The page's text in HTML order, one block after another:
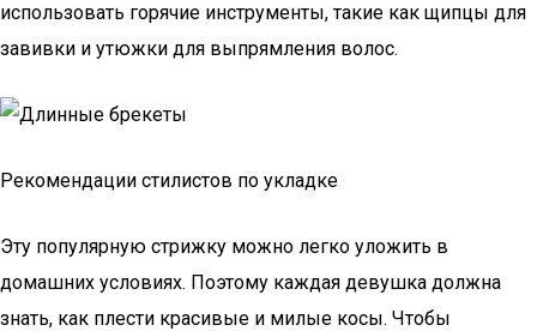
использовать горячие инструменты, такие как щипцы для
завивки и утюжки для выпрямления волос.
Рекомендации стилистов по укладке
Эту популярную стрижку можно легко уложить в
домашних условиях. Поэтому каждая девушка должна
знать, как плести красивые и милые косы. Чтобы